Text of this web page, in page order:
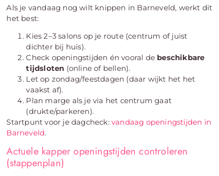
Als je vandaag nog wilt knippen in Barneveld, werkt dit
het best:
Kies 2–3 salons op je route (centrum of juist
dichter bij huis).
Check openingstijden én vooral de beschikbare
tijdsloten (online of bellen).
Let op zondag/feestdagen (daar wijkt het het
vaakst af).
Plan marge als je via het centrum gaat
(drukte/parkeren).
Startpunt voor je dagcheck:vandaag openingstijden in
Barneveld.
Actuele kapper openingstijden controleren
(stappenplan)